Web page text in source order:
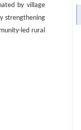
by village
strengthening
led rural